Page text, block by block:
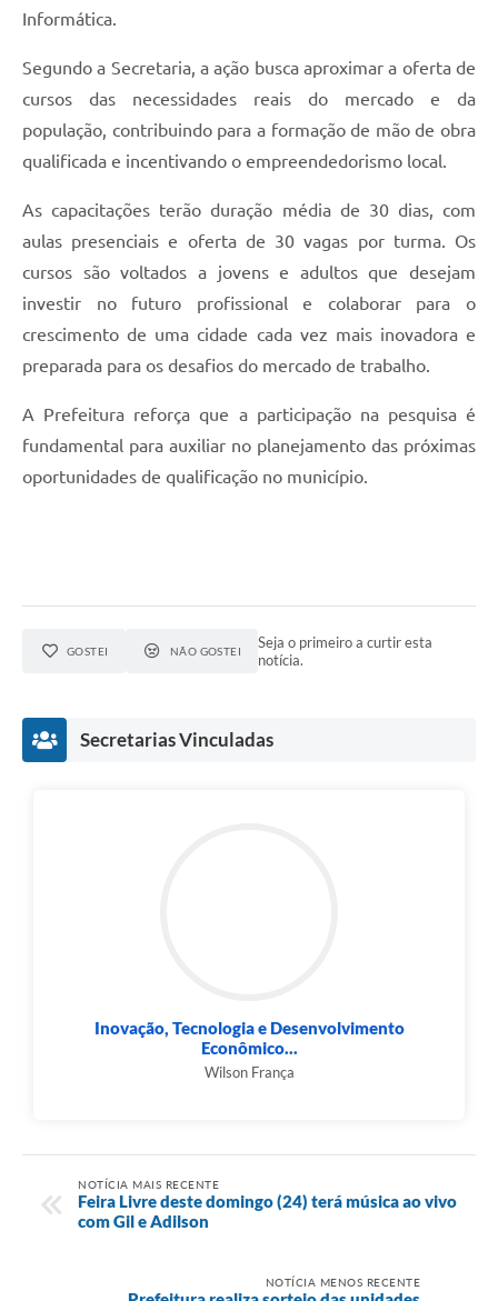
Informática.
Segundo a Secretaria, a ação busca aproximar a oferta de
cursos das necessidades reais do mercado e da
população, contribuindo para a formação de mão de obra
qualificada e incentivando o empreendedorismo local.
As capacitações terão duração média de 30 dias, com
aulas presenciais e oferta de 30 vagas por turma. Os
cursos são voltados a jovens e adultos que desejam
investir no futuro profissional e colaborar para o
crescimento de uma cidade cada vez mais inovadora e
preparada para os desafios do mercado de trabalho.
A Prefeitura reforça que a participação na pesquisa é
fundamental para auxiliar no planejamento das próximas
oportunidades de qualificação no município.
GOSTEI NÃO GOSTEI
Seja o primeiro a curtir esta
notícia.
Secretarias Vinculadas
Inovação, Tecnologia e Desenvolvimento
Econômico...
Wilson França
NOTÍCIA MAIS RECENTE
Feira Livre deste domingo (24) terá música ao vivo
com Gil e Adilson
NOTÍCIA MENOS RECENTE